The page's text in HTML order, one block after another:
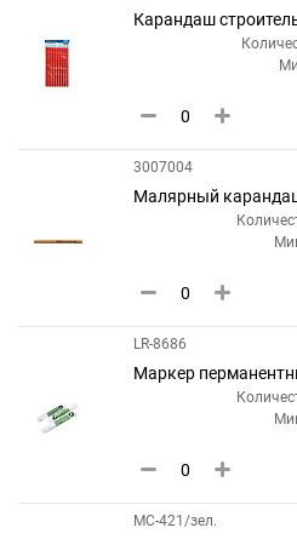
Карандаш
3007004
Малярный
LR-8686
Маркер
МС-421/зел.